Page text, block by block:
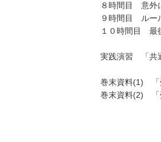
８時間目 意外
９時間目 ルー
１０時間目 最
実践演習 「共
巻末資料(1) 「
巻末資料(2) 「